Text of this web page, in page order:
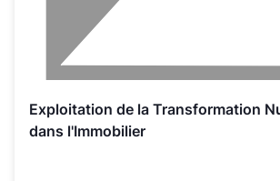
Exploitation de la Transformation
dans l'Immobilier